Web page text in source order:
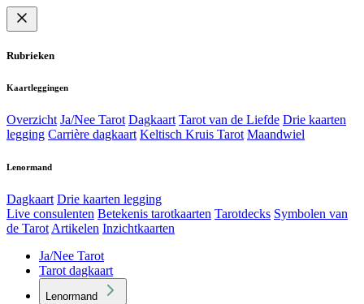
Rubrieken
Kaartleggingen
Overzicht Ja/Nee Tarot Dagkaart Tarot van de Liefde Drie kaarten
legging Carrière dagkaart Keltisch Kruis Tarot Maandwiel
Lenormand
Dagkaart Drie kaarten legging
Live consulenten Betekenis tarotkaarten Tarotdecks Symbolen van
de Tarot Artikelen Inzichtkaarten
Ja/Nee Tarot
Tarot dagkaart
Lenormand